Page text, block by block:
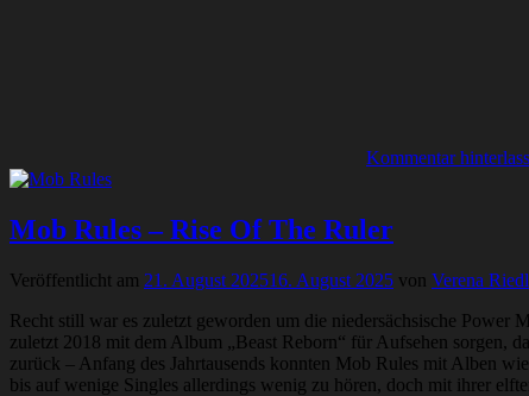
Kommentar
Mob Rules – Rise Of The Ruler
Veröffentlicht am 21. August 202516. August 2025 von Verena Riedl
Recht still war es zuletzt geworden um die niedersächsische
zuletzt 2018 mit dem Album „Beast Reborn“ für Aufsehen sorgen,
zurück – Anfang des Jahrtausends konnten Mob Rules mit Alben
bis auf wenige Singles allerdings wenig zu hören, doch mit ihrer